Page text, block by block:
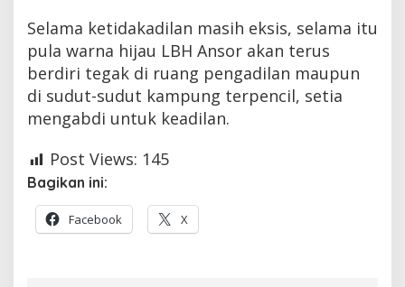
Selama ketidakadilan masih eksis, selama itu
pula warna hijau LBH Ansor akan terus
berdiri tegak di ruang pengadilan maupun
di sudut-sudut kampung terpencil, setia
mengabdi untuk keadilan.
Post Views: 145
Bagikan ini:
Facebook X